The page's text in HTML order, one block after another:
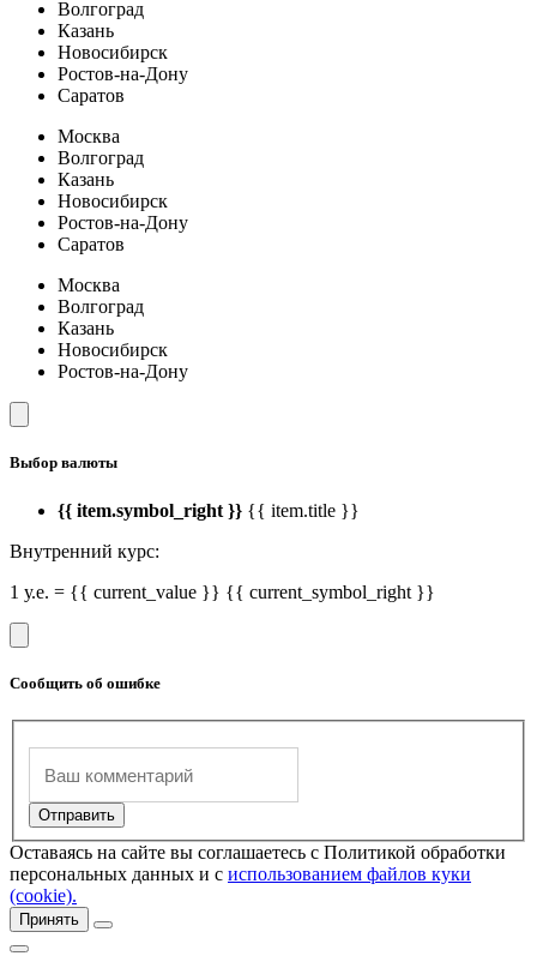
Волгоград
Казань
Новосибирск
Ростов-на-Дону
Саратов
Москва
Волгоград
Казань
Новосибирск
Ростов-на-Дону
Саратов
Москва
Волгоград
Казань
Новосибирск
Ростов-на-Дону
Выбор валюты
{{ item.symbol_right }} {{ item.title }}
Внутренний курс:
1 у.е. = {{ current_value }} {{ current_symbol_right }}
Сообщить об ошибке
Оставаясь на сайте вы соглашаетесь с Политикой обработки
персональных данных и с использованием файлов куки
(cookie).
Принять